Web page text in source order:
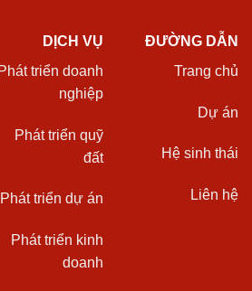
DỊCH VỤ
Phát triển doanh
nghiệp
Phát triển quỹ
đất
Phát triển dự án
Phát triển kinh
doanh
ĐƯỜNG DẪN
Trang chủ
Dự án
Hệ sinh thái
Liên hệ